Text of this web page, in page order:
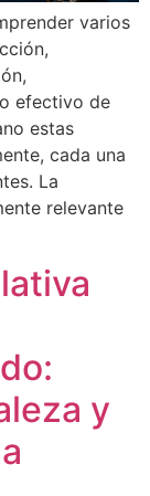
varios
efectivo de
estas
cada una
La
relevante
y